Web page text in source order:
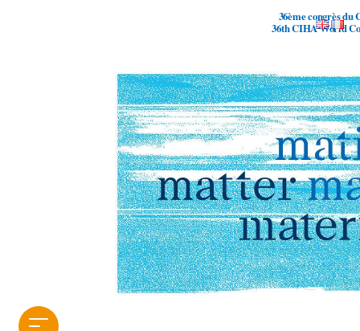
36ème congrès du
36th CIHA World